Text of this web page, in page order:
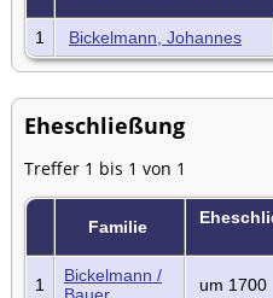
1 Bickelmann, Johannes
Eheschließung
Treffer 1 bis 1 von 1
Familie
1
Bickelmann /
um 1700